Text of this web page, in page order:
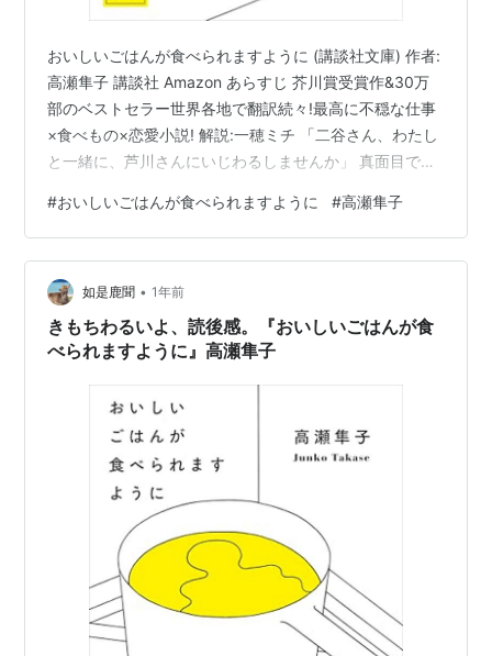
おいしいごはんが食べられますように (講談社文庫) 作者:
高瀬隼子 講談社 Amazon あらすじ 芥川賞受賞作&30万
部のベストセラー世界各地で翻訳続々!最高に不穏な仕事
×食べもの×恋愛小説! 解説:一穂ミチ 「二谷さん、わたし
と一緒に、芦川さんにいじわるしませんか」 真面目で損
手。食に全く興味を持てない二谷は、芦川が職場で振る
舞う手作りお菓子を無理やり頬張る。押尾は二谷に、芦
川へ「いじわる」しようと持ちかけるが……。どこにでも
ある職場の微妙な人間関係を、「食べること」を通して
えぐり出す芥川賞受賞作! 共感が止まらない!「わかりす
ぎてえぐい」職…
#おいしいごはんが食べられますように #高瀬隼子
如是鹿聞 • 1年前
きもちわるいよ、読後感。『おいしいごはんが食
べられますように』高瀬隼子